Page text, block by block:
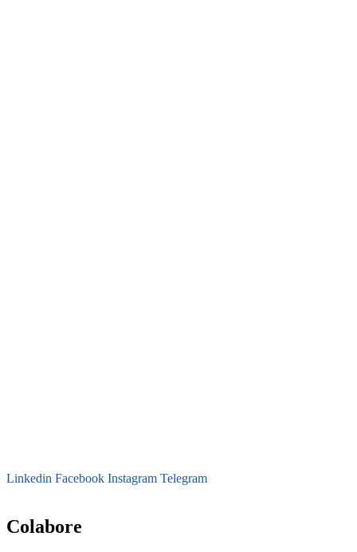
Linkedin Facebook Instagram Telegram
Colabore